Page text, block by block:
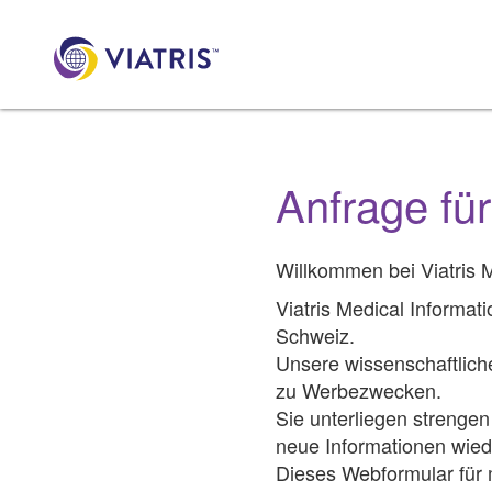
Anfrage
Willkommen bei Viatris
Viatris Medical
Schweiz.
Unsere
zu Werbezwecken.
Sie unterliegen
neue Informationen
Dieses Webformular